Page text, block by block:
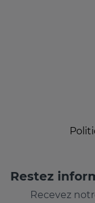
Restez
Recevez